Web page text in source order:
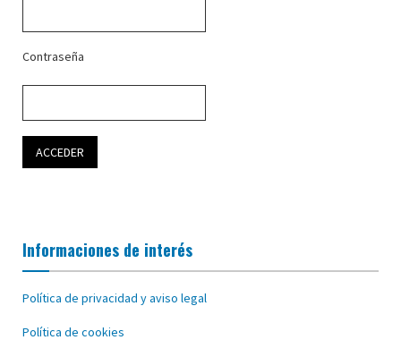
Contraseña
Informaciones de interés
Política de privacidad y aviso legal
Política de cookies